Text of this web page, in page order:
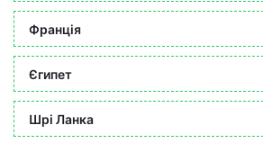
Франція
Єгипет
Шрі Ланка